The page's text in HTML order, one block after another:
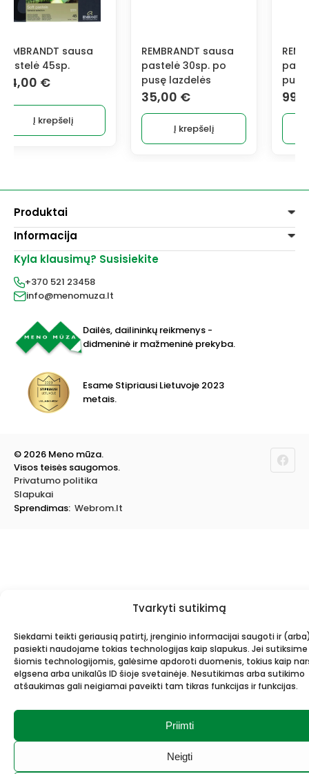
Tvarkyti sutikimą
Siekdami teikti geriausią patirtį, įrenginio informacijai saugoti ir
pasiekti naudojame tokias technologijas kaip slapukus. Jei
šiomis technologijomis, galėsime apdoroti duomenis, tokius kaip
elgsena arba unikalūs ID šioje svetainėje. Nesutikimas arba sutikimo
atšaukimas gali neigiamai paveikti tam tikras funkcijas ir funkcijas.
Priimti
Neigti
REMBRANDT sausa
pastelė 30sp. po
pusę lazdelės
Į krepšelį
REMBRANDT sausa
pastelė 90sp. po
pusę lazdelės
99,00
Į krepšelį
Produktai
Dažai
Dekoravimui
Lakai, skiedikliai
Grafitiniai pieštukai
Įvairiems paviršiams
Molbertai
Keramikams ir skulptoriams
FIMO modelinas
Mokyklinės ir biuro prekės
Vokai
Rėmai ir rėminimas
Informacija
Pirkimo taisyklės
Prekių pristatymas
Prekių grąžinimas
Kontaktai
Parduotuvės
Kyla klausimų? Susisiekite
+370 521 23458
info@menomuza.lt
Dailės, dailininkų reikmenys -
didmeninė ir mažmeninė prekyba.
Esame Stipriausi Lietuvoje 2023
metais.
© 2026 Meno mūza.
Visos teisės saugomos.
Privatumo politika
Slapukai
Sprendimas: Webrom.lt